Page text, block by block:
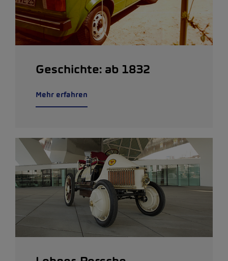
Geschichte: ab 1832
Mehr erfahren